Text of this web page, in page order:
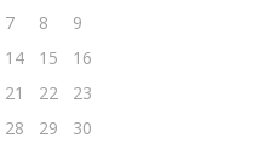
7 8
9
14 15
16
21 22
23
28 29
30